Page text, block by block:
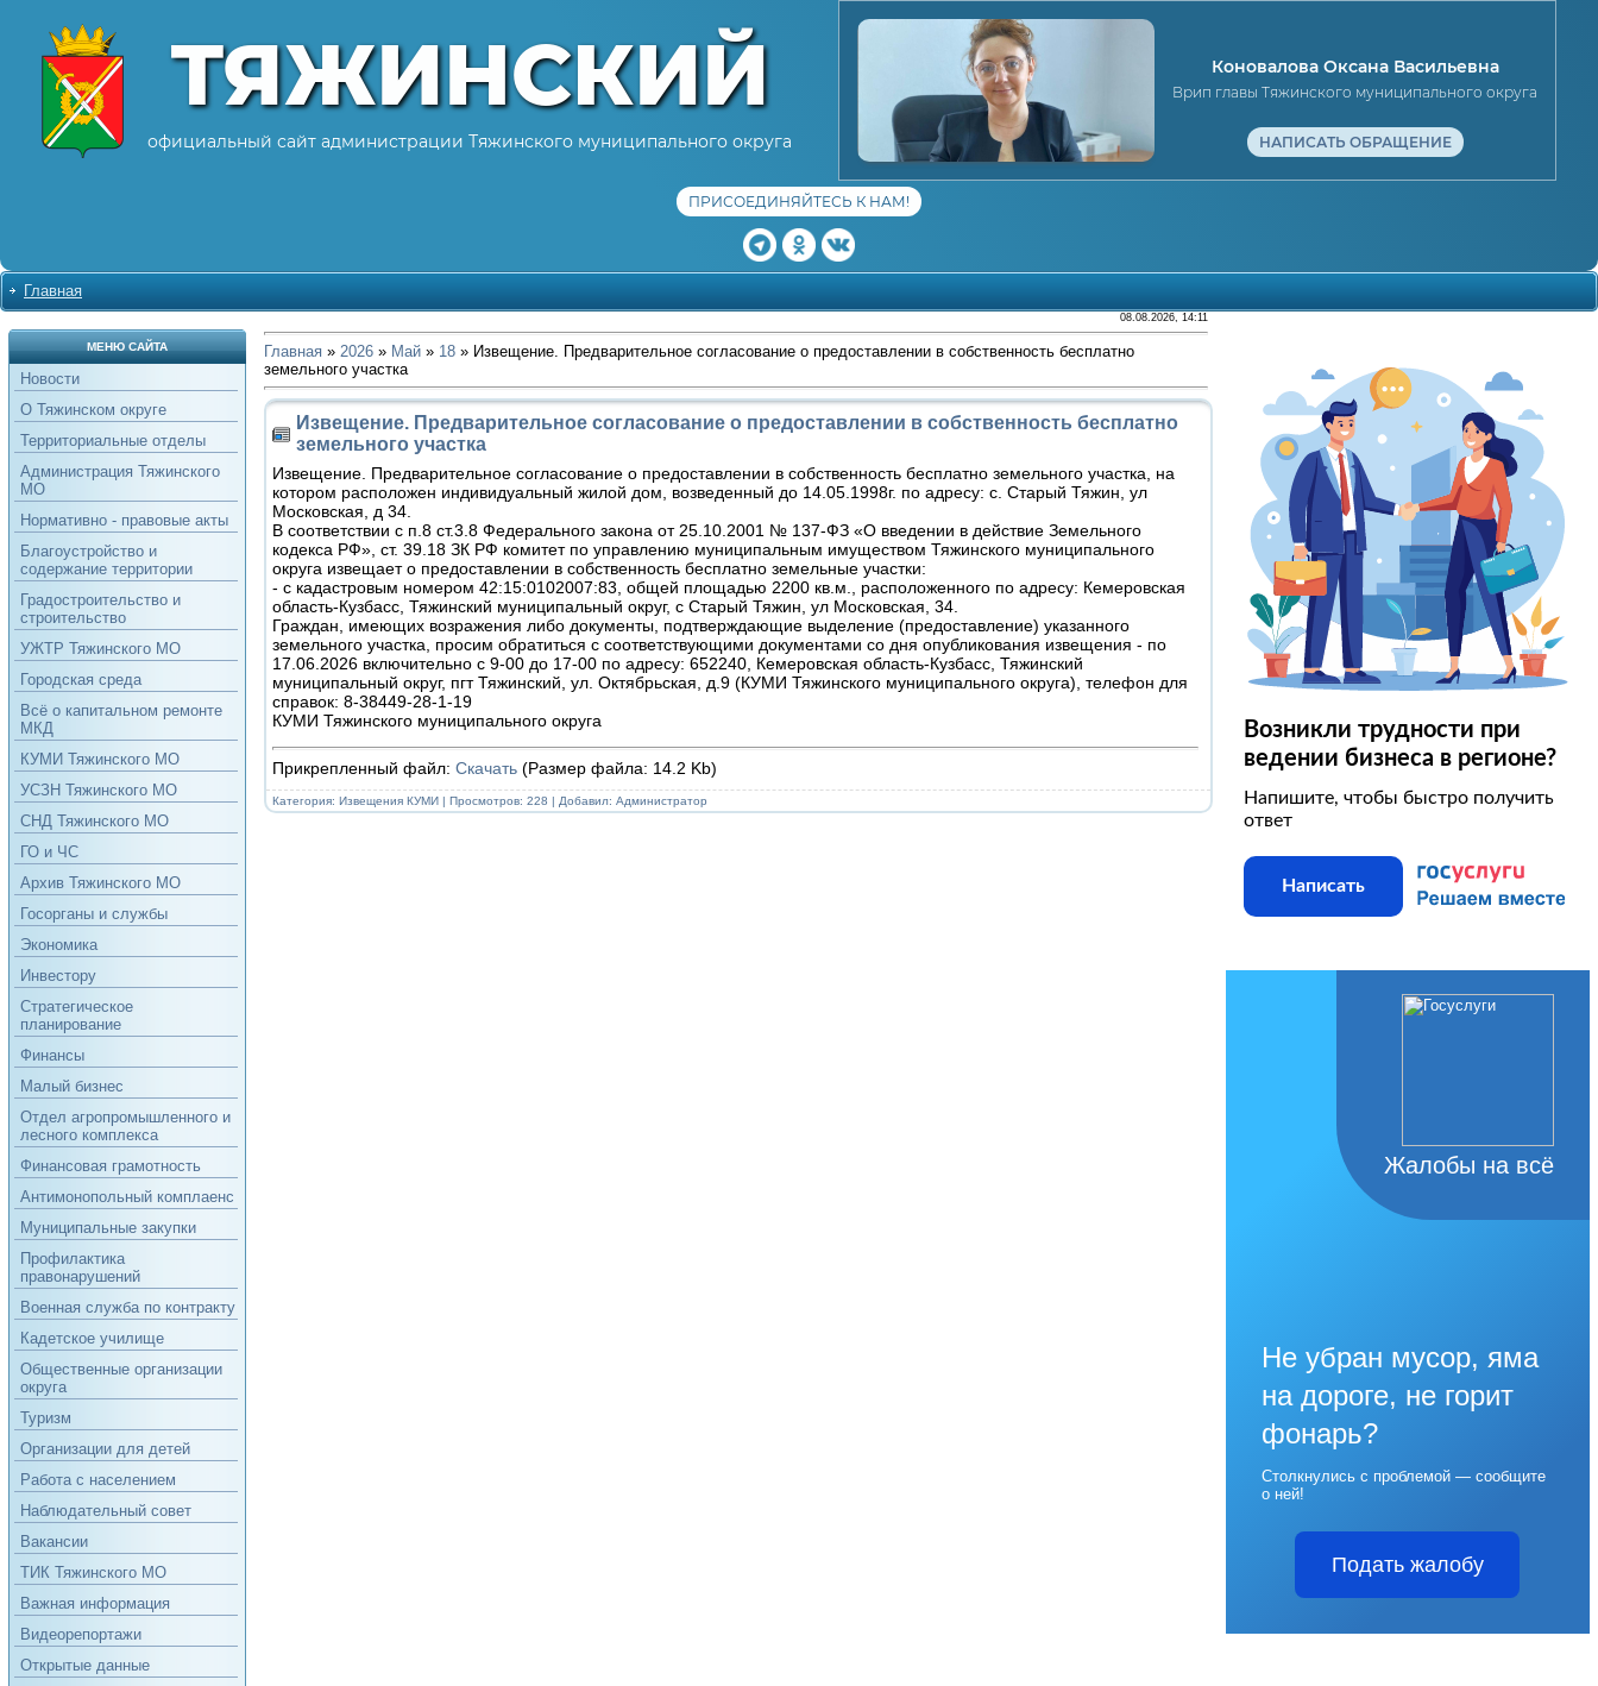
ТЯЖИНСКИЙ
официальный сайт администрации Тяжинского муниципального округа
Коновалова Оксана Васильевна
Врип главы Тяжинского муниципального округа
НАПИСАТЬ ОБРАЩЕНИЕ
ПРИСОЕДИНЯЙТЕСЬ К НАМ!
Главная
МЕНЮ САЙТА
Новости
О Тяжинском округе
Территориальные отделы
Администрация Тяжинского
МО
Нормативно - правовые акты
Благоустройство и
содержание территории
Градостроительство и
строительство
УЖТР Тяжинского МО
Городская среда
Всё о капитальном ремонте
МКД
КУМИ Тяжинского МО
УСЗН Тяжинского МО
СНД Тяжинского МО
ГО и ЧС
Архив Тяжинского МО
Госорганы и службы
Экономика
Инвестору
Стратегическое
планирование
Финансы
Малый бизнес
Отдел агропромышленного и
лесного комплекса
Финансовая грамотность
Антимонопольный комплаенс
Муниципальные закупки
Профилактика
правонарушений
Военная служба по контракту
Кадетское училище
Общественные организации
округа
Туризм
Организации для детей
Работа с населением
Наблюдательный совет
Вакансии
ТИК Тяжинского МО
Важная информация
Видеорепортажи
Открытые данные
08.08.2026, 14:11
Главная» 2026 » Май » 18» Извещение. Предварительное согласование о предоставлении в собственность бесплатно
земельного участка
Извещение. Предварительное согласование о предоставлении в собственность бесплатно
земельного участка
Извещение. Предварительное согласование о предоставлении в собственность бесплатно земельного участка, на
котором расположен индивидуальный жилой дом, возведенный до 14.05.1998г. по адресу: с. Старый Тяжин, ул
Московская, д 34.
В соответствии с п.8 ст.3.8 Федерального закона от 25.10.2001 № 137-ФЗ «О введении в действие Земельного
кодекса РФ», ст. 39.18 ЗК РФ комитет по управлению муниципальным имуществом Тяжинского муниципального
округа извещает о предоставлении в собственность бесплатно земельные участки:
- с кадастровым номером 42:15:0102007:83, общей площадью 2200 кв.м., расположенного по адресу: Кемеровская
область-Кузбасс, Тяжинский муниципальный округ, с Старый Тяжин, ул Московская, 34.
Граждан, имеющих возражения либо документы, подтверждающие выделение (предоставление) указанного
земельного участка, просим обратиться с соответствующими документами со дня опубликования извещения - по
17.06.2026 включительно с 9-00 до 17-00 по адресу: 652240, Кемеровская область-Кузбасс, Тяжинский
муниципальный округ, пгт Тяжинский, ул. Октябрьская, д.9 (КУМИ Тяжинского муниципального округа), телефон для
справок: 8-38449-28-1-19
КУМИ Тяжинского муниципального округа
Прикрепленный файл: Скачать(Размер файла: 14.2 Kb)
Категория: Извещения КУМИ| Просмотров: 228 | Добавил: Администратор
Возникли трудности при
ведении бизнеса в регионе?
Напишите, чтобы быстро получить
ответ
Написать
Жалобы на всё
Не убран мусор, яма
на дороге, не горит
фонарь?
Столкнулись с проблемой — сообщите
о ней!
Подать жалобу